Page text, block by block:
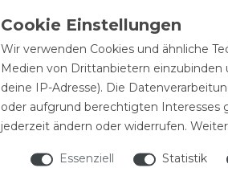
Wir verwenden Cookies und ähnliche
Medien von Drittanbietern einzubinden
deine IP-Adresse). Die
oder aufgrund berechtigten Interesses
jederzeit ändern oder widerrufen.
Essenziell Statistik